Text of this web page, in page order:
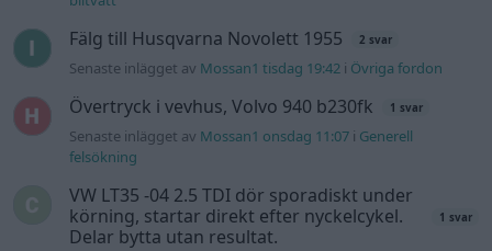
Fälg till Husqvarna Novolett 1955 2 svar
Senaste inlägget av Mossan1 tisdag 19:42 i Övriga fordon
Övertryck i vevhus, Volvo 940 b230fk 1 svar
Senaste inlägget av Mossan1 onsdag 11:07 i Generell
felsökning
VW LT35 -04 2.5 TDI dör sporadiskt under
körning, startar direkt efter nyckelcykel.
Delar bytta utan resultat.
1 svar